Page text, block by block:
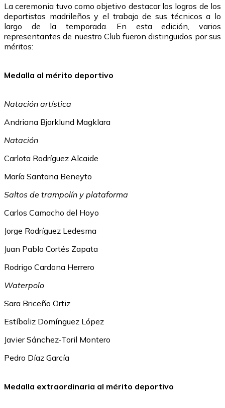
La ceremonia tuvo como objetivo destacar los logros de los
deportistas madrileños y el trabajo de sus técnicos a lo
largo de la temporada. En esta edición, varios
representantes de nuestro Club fueron distinguidos por sus
méritos:
Medalla al mérito deportivo
Natación artística
Andriana Bjorklund Magklara
Natación
Carlota Rodríguez Alcaide
María Santana Beneyto
Saltos de trampolín y plataforma
Carlos Camacho del Hoyo
Jorge Rodríguez Ledesma
Juan Pablo Cortés Zapata
Rodrigo Cardona Herrero
Waterpolo
Sara Briceño Ortiz
Estíbaliz Domínguez López
Javier Sánchez-Toril Montero
Pedro Díaz García
Medalla extraordinaria al mérito deportivo